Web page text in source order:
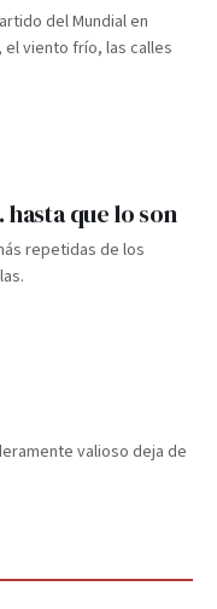
del Mundial en
el viento frío, las calles
que lo son
repetidas de los
valioso deja de